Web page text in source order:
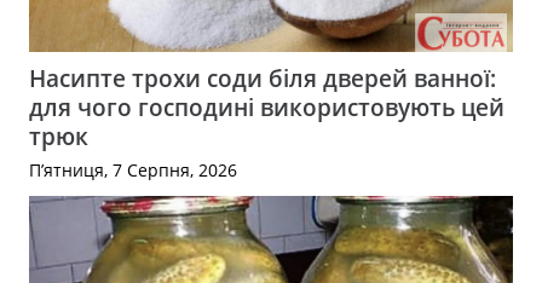
Насипте трохи соди біля дверей ванної:
для чого господині використовують цей
трюк
П’ятниця, 7 Серпня, 2026